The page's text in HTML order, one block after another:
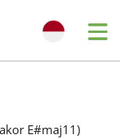
E#maj11)